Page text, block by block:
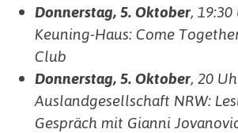
Donnerstag, 5. Oktober,
Keuning-Haus: Come
Club
Donnerstag, 5. Oktober, 20
Auslandgesellschaft NRW:
Gespräch mit Gianni